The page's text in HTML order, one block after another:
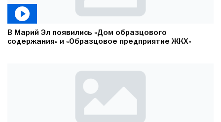
В Марий Эл появились «Дом образцового
содержания» и «Образцовое предприятие ЖКХ»